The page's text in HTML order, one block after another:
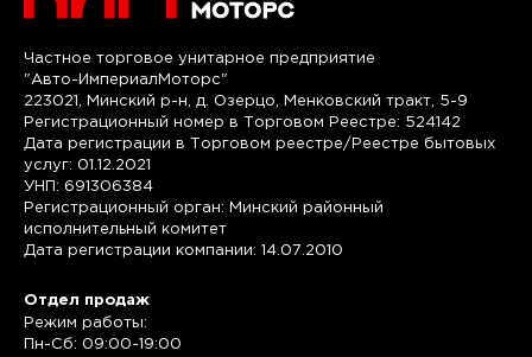
Частное торговое унитарное предприятие
"Авто-ИмпериалМоторс"
223021, Минский р-н, д. Озерцо, Менковский тракт, 5-9
Регистрационный номер в Торговом Реестре: 524142
Дата регистрации в Торговом реестре/Реестре бытовых
услуг: 01.12.2021
УНП: 691306384
Регистрационный орган: Минский районный
исполнительный комитет
Дата регистрации компании: 14.07.2010
Отдел продаж
Режим работы:
Пн-Сб: 09:00-19:00